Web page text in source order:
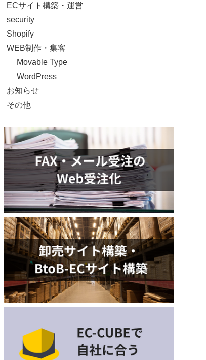
ECサイト構築・運営
security
Shopify
WEB制作・集客
Movable Type
WordPress
お知らせ
その他